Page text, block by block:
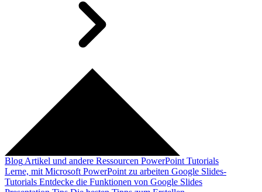
Blog Artikel und andere Ressourcen PowerPoint Tutorials
Lerne, mit Microsoft PowerPoint zu arbeiten Google Slides-
Tutorials Entdecke die Funktionen von Google Slides